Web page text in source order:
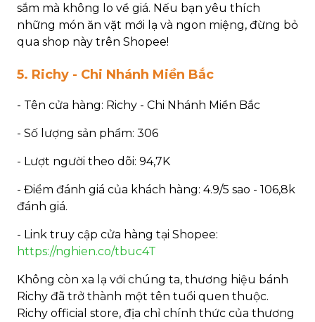
sắm mà không lo về giá. Nếu bạn yêu thích
những món ăn vặt mới lạ và ngon miệng, đừng bỏ
qua shop này trên Shopee!
5. Richy - Chi Nhánh Miền Bắc
- Tên cửa hàng: Richy - Chi Nhánh Miền Bắc
- Số lượng sản phẩm: 306
- Lượt người theo dõi: 94,7K
- Điểm đánh giá của khách hàng: 4.9/5 sao - 106,8k
đánh giá.
- Link truy cập cửa hàng tại Shopee:
https://nghien.co/tbuc4T
Không còn xa lạ với chúng ta, thương hiệu bánh
Richy đã trở thành một tên tuổi quen thuộc.
Richy official store, địa chỉ chính thức của thương